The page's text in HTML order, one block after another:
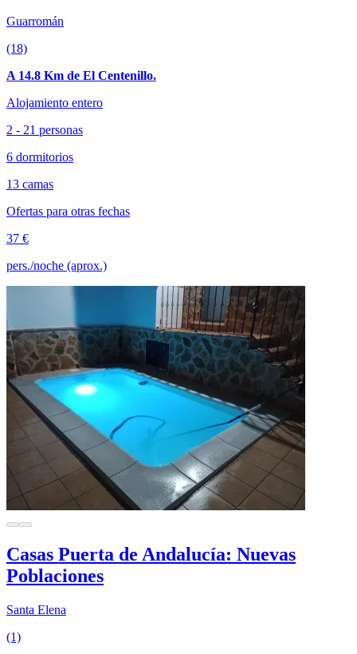
Guarromán
(18)
A 14.8 Km de El Centenillo.
Alojamiento entero
2 - 21 personas
6 dormitorios
13 camas
Ofertas para otras fechas
37 €
pers./noche (aprox.)
Casas Puerta de Andalucía: Nuevas
Poblaciones
Santa Elena
(1)